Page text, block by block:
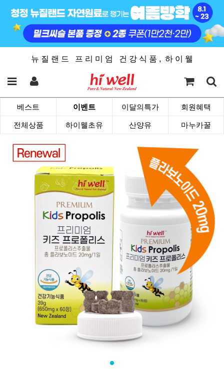
뉴 질 랜 드 프 리 미 엄 건 강 식 품 , 하 이 웰
베스트 이벤트 이달의특가 회원혜택
전체상품 하이웰초유 산양유 마누카꿀